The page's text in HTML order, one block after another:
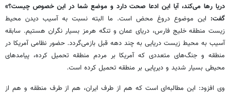
دریا رها می‌کند، آیا این ادعا صحت دارد و موضع شما در این خصوص چیست؟»
گفت: این موضوع دروغ محض است. ما البته نسبت به آسیب دیدن محیط
زیست منطقه خلیج فارس، دریای عمان و تنگه هرمز بسیار نگران هستیم. سابقه
آسیب به محیط زیست دریایی به چند دهه قبل بازمی‌گردد. حضور نظامی آمریکا در
منطقه و جنگ‌های متعددی که آمریکا بر مردم منطقه تحمیل کرده، پیامدهای
محیطی بسیار شدید و دیرپایی بر منطقه تحمیل کرده است.
وی افزود: این مطالبه‌ای است که هم از طرف ایران، هم از طرف منطقه و هم از